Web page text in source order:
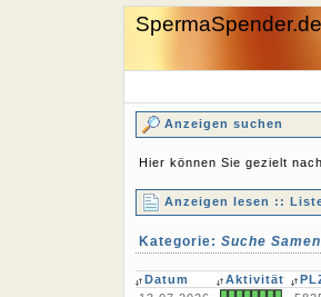
SpermaSpender.de
Anzeigen suchen
Hier können Sie gezielt
Anzeigen lesen ::
Kategorie: Suche
Datum Aktivität